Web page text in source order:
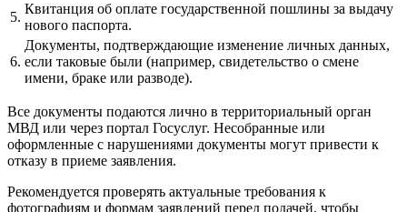
5.
Квитанция об оплате государственной пошлины за выдачу
нового паспорта.
6.
Документы, подтверждающие изменение личных данных,
если таковые были (например, свидетельство о смене
имени, браке или разводе).
Все документы подаются лично в территориальный орган
МВД или через портал Госуслуг. Несобранные или
оформленные с нарушениями документы могут привести к
отказу в приеме заявления.
Рекомендуется проверять актуальные требования к
фотографиям и формам заявлений перед подачей, чтобы